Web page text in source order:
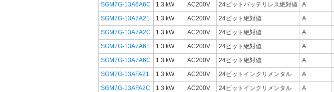
SGM7G-13A6A6C
1.3 kW AC200V 24ビットバッテリレス絶対値 A
SGM7G-13A7A21
1.3 kW AC200V 24ビット絶対値 A
SGM7G-13A7A2C
1.3 kW AC200V 24ビット絶対値 A
SGM7G-13A7A61
1.3 kW AC200V 24ビット絶対値 A
SGM7G-13A7A6C
1.3 kW AC200V 24ビット絶対値 A
SGM7G-13AFA21
1.3 kW AC200V 24ビットインクリメンタル A
SGM7G-13AFA2C
1.3 kW AC200V 24ビットインクリメンタル A